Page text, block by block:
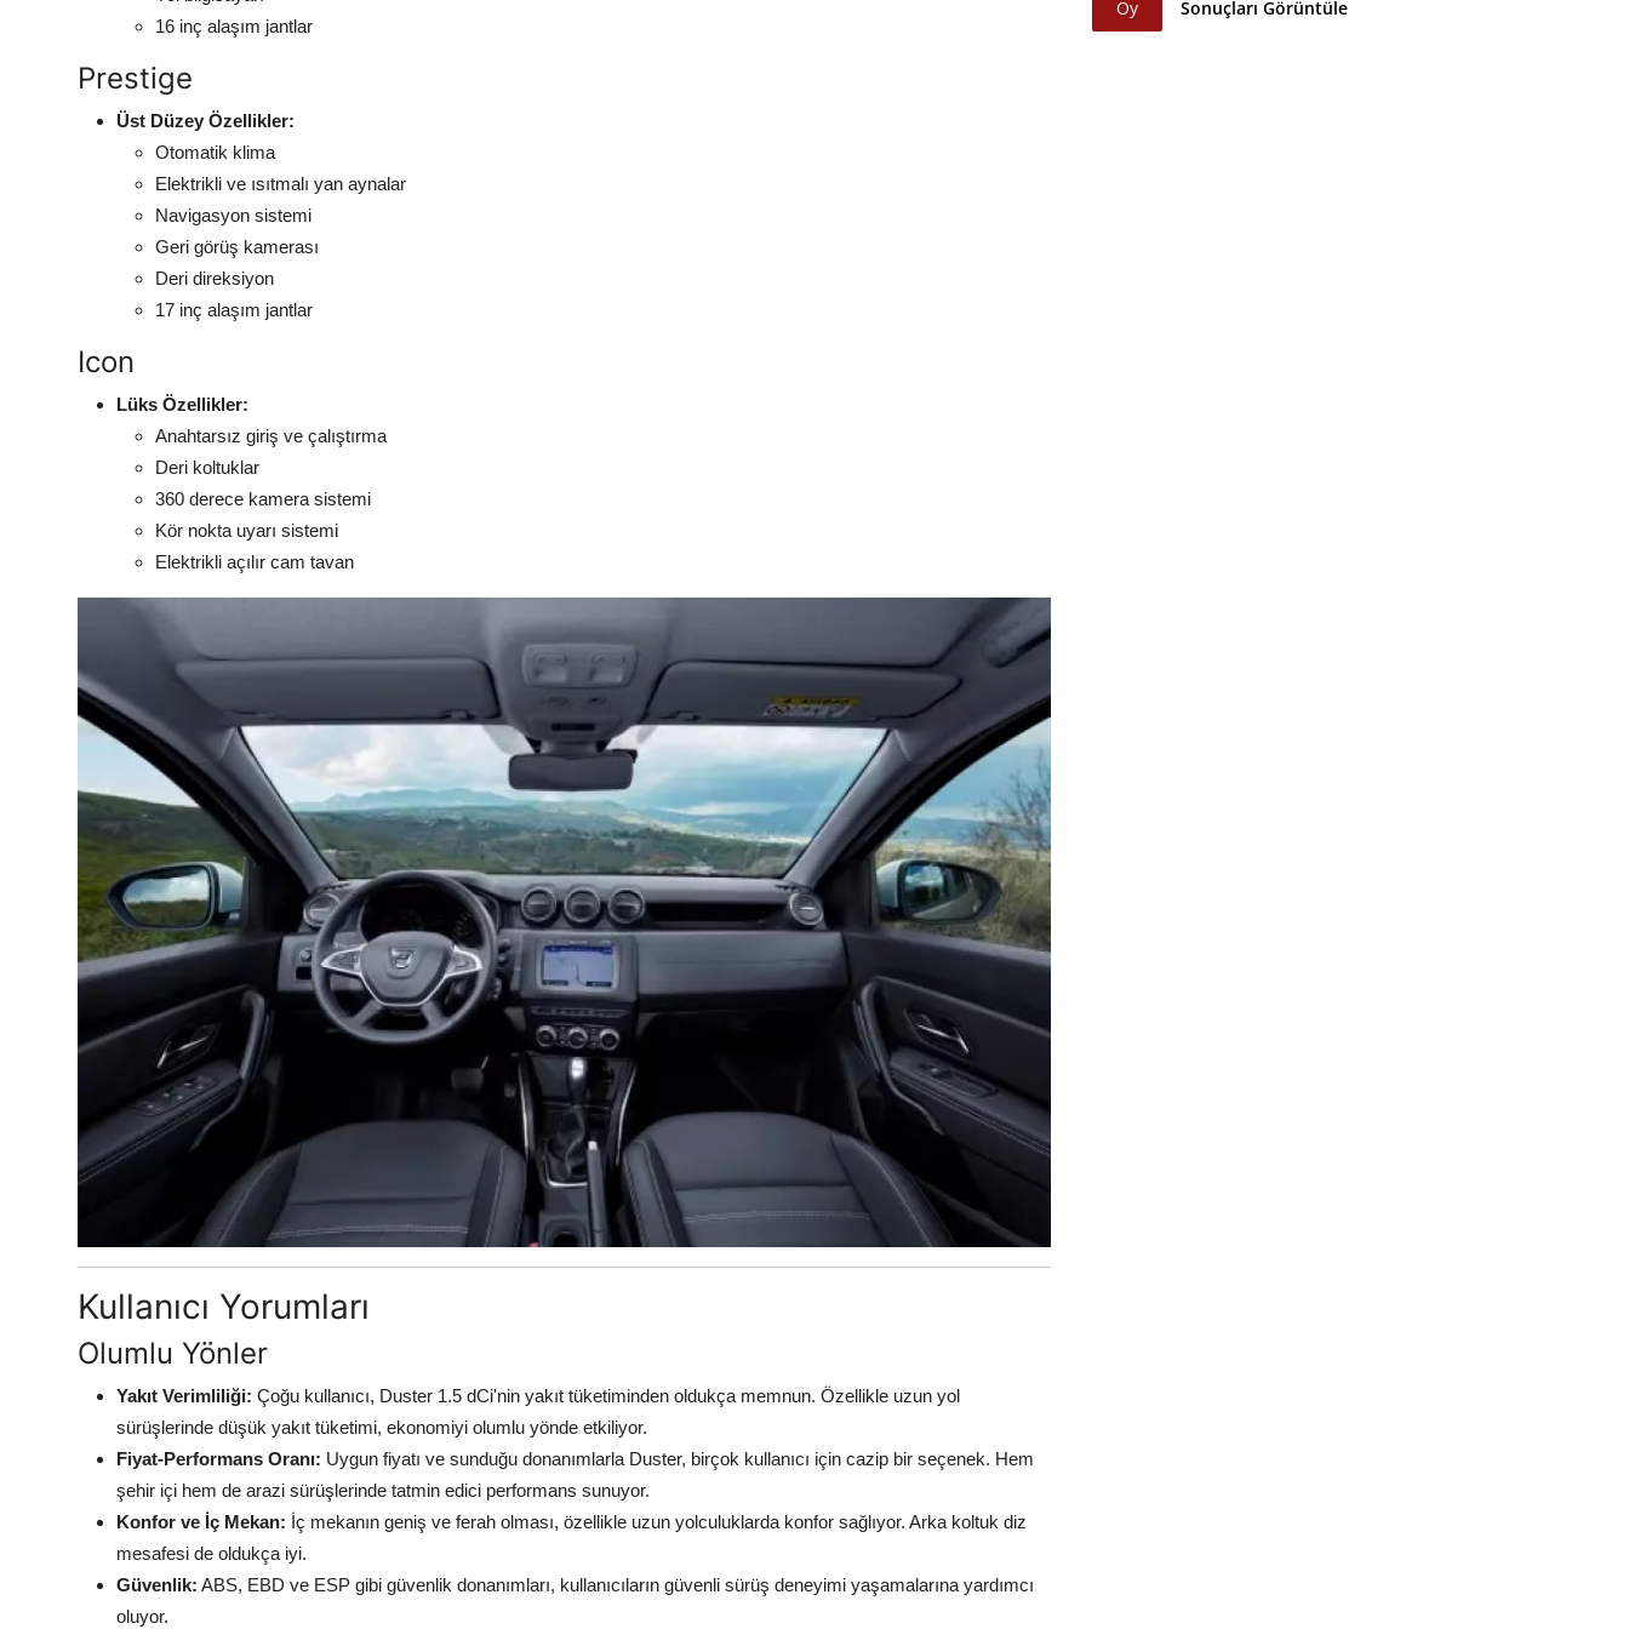
16 inç alaşım jantlar
Prestige
Üst Düzey Özellikler:
Otomatik klima
Elektrikli ve ısıtmalı yan aynalar
Navigasyon sistemi
Geri görüş kamerası
Deri direksiyon
17 inç alaşım jantlar
Icon
Lüks Özellikler:
Anahtarsız giriş ve çalıştırma
Deri koltuklar
360 derece kamera sistemi
Kör nokta uyarı sistemi
Elektrikli açılır cam tavan
Kullanıcı Yorumları
Olumlu Yönler
Yakıt Verimliliği: Çoğu kullanıcı, Duster 1.5 dCi'nin yakıt tüketiminden oldukça memnun. Özellikle uzun yol
sürüşlerinde düşük yakıt tüketimi, ekonomiyi olumlu yönde etkiliyor.
Fiyat-Performans Oranı: Uygun fiyatı ve sunduğu donanımlarla Duster, birçok kullanıcı için cazip bir seçenek. Hem
şehir içi hem de arazi sürüşlerinde tatmin edici performans sunuyor.
Konfor ve İç Mekan: İç mekanın geniş ve ferah olması, özellikle uzun yolculuklarda konfor sağlıyor. Arka koltuk diz
mesafesi de oldukça iyi.
Güvenlik: ABS, EBD ve ESP gibi güvenlik donanımları, kullanıcıların güvenli sürüş deneyimi yaşamalarına yardımcı
oluyor.
Oy Sonuçları Görüntüle